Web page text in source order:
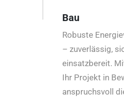
Bau
Robuste
– zuverlässig,
einsatzbereit.
Ihr Projekt in
anspruchsvoll